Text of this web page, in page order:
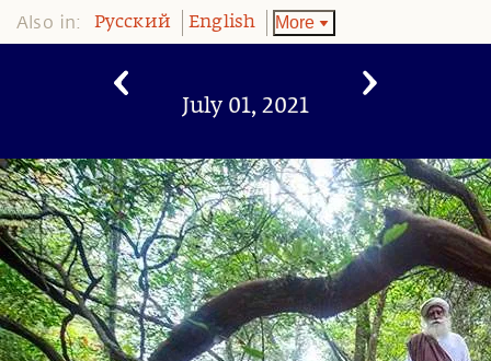
Also in: Pусский English More
July 01, 2021